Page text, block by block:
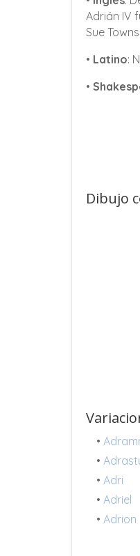
Adrián IV
Sue
• Latino:
•
Dibujo
•
•
• Adri
• Adriel
• Adrion